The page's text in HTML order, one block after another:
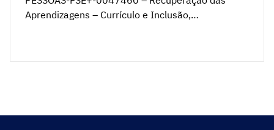
Aprendizagens – Currículo e Inclusão,
articulação com todas as suas Unidades